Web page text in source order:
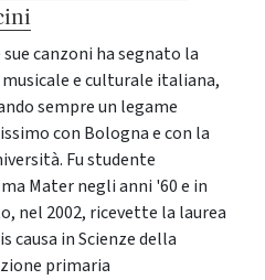
sue canzoni ha segnato la
e culturale italiana,
sempre un legame
con Bologna e con la
Fu studente
Mater negli anni '60 e in
nel 2002, ricevette la laurea
causa in Scienze della
primaria